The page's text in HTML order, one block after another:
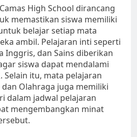
High School dirancang
memastikan siswa memiliki
belajar setiap mata
ambil. Pelajaran inti seperti
Inggris, dan Sains diberikan
siswa dapat mendalami
Selain itu, mata pelajaran
Olahraga juga memiliki
dalam jadwal pelajaran
mengembangkan minat